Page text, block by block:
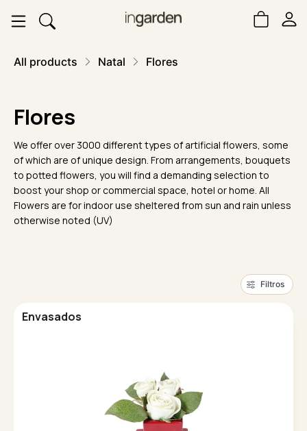
All products Natal Flores
Flores
We offer over 3000 different types of artificial flowers, some
of which are of unique design. From arrangements, bouquets
to potted flowers, you will find a demanding selection to
boost your shop or commercial space, hotel or home. All
Flowers are for indoor use sheltered from sun and rain unless
otherwise noted (UV)
Filtros
Envasados